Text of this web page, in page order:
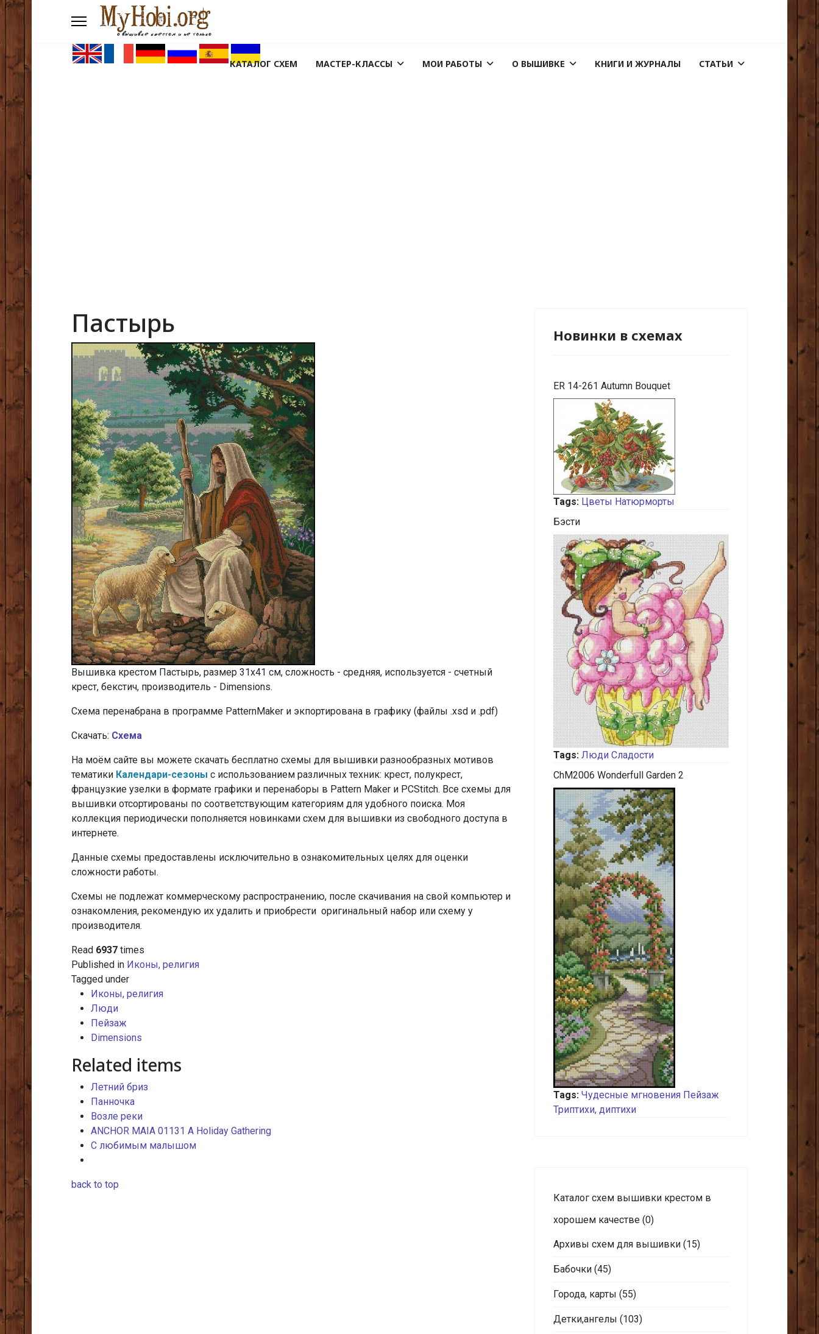
КАТАЛОГ СХЕМ МАСТЕР-КЛАССЫ МОИ РАБОТЫ О ВЫШИВКЕ КНИГИ И ЖУРНАЛЫ СТАТЬИ
Пастырь
Вышивка крестом Пастырь, размер 31х41 см, сложность - средняя, используется - счетный
крест, бекстич, производитель - Dimensions.
Схема перенабрана в программе PatternMaker и экпортирована в графику (файлы .xsd и .pdf)
Скачать: Схема
На моём сайте вы можете скачать бесплатно схемы для вышивки разнообразных мотивов
тематики Календари-сезоны с использованием различных техник: крест, полукрест,
французкие узелки в формате графики и перенаборы в Pattern Maker и PCStitch. Все схемы для
вышивки отсортированы по соответствующим категориям для удобного поиска. Моя
коллекция периодически пополняется новинками схем для вышивки из свободного доступа в
интернете.
Данные схемы предоставлены исключительно в ознакомительных целях для оценки
сложности работы.
Схемы не подлежат коммерческому распространению, после скачивания на свой компьютер и
ознакомления, рекомендую их удалить и приобрести оригинальный набор или схему у
производителя.
Read 6937 times
Published in Иконы, религия
Tagged under
Иконы, религия
Люди
Пейзаж
Dimensions
Related items
Летний бриз
Панночка
Возле реки
ANCHOR MAIA 01131 A Holiday Gathering
С любимым малышом
back to top
Новинки в схемах
ER 14-261 Autumn Bouquet
Tags: Цветы Натюрморты
Бэсти
Tags: Люди Сладости
ChM2006 Wonderfull Garden 2
Tags: Чудесные мгновения Пейзаж
Триптихи, диптихи
Каталог схем вышивки крестом в
хорошем качестве (0)
Архивы схем для вышивки (15)
Бабочки (45)
Города, карты (55)
Детки,ангелы (103)